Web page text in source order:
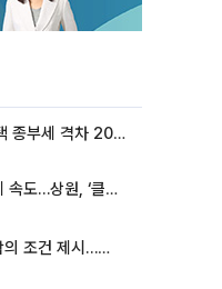
종부세 개편에도…1·3주택 종부세 격차 2028년부터 확대
미국, 가상자산 포괄 규제 속도…상원, ‘클래리티법’ 9월 절차투표 추진
이란, 미국에 호르무즈 합의 조건 제시…美 “경기 아직 안 끝나” [종합]